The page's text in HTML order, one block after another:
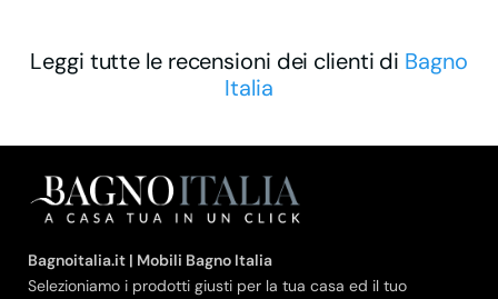
Leggi tutte le recensioni dei clienti di Bagno
Italia
Bagnoitalia.it | Mobili Bagno Italia
Selezioniamo i prodotti giusti per la tua casa ed il tuo